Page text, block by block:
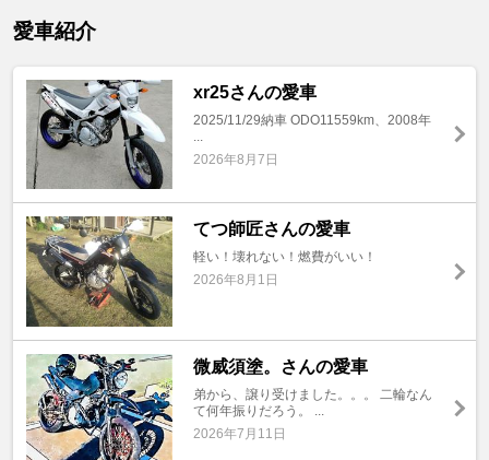
愛車紹介
xr25さんの愛車
2025/11/29納車 ODO11559km、2008年
2026年8月7日
てつ師匠さんの愛車
軽い！壊れない！燃費がいい！
2026年8月1日
微威須塗。さんの愛車
弟から、譲り受けました。。。 二輪なん
て何年振りだろう。 ...
2026年7月11日